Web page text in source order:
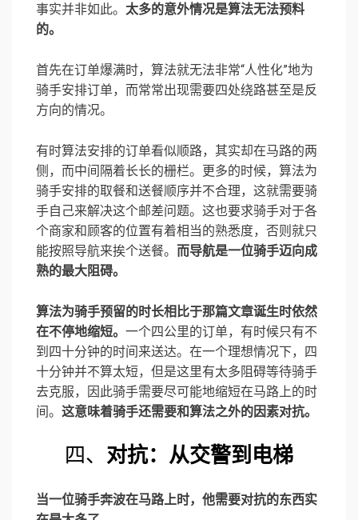
事实并非如此。 太多的意外情况是算法无法预料
的。
首先在订单爆满时，算法就无法非常“人性化”地为
骑手安排订单，而常常出现需要四处绕路甚至是反
方向的情况。
有时算法安排的订单看似顺路，其实却在马路的两
侧，而中间隔着长长的栅栏。更多的时候，算法为
骑手安排的取餐和送餐顺序并不合理，这就需要骑
手自己来解决这个邮差问题。这也要求骑手对于各
个商家和顾客的位置有着相当的熟悉度，否则就只
能按照导航来挨个送餐。 而导航是一位骑手迈向成
熟的最大阻碍。
算法为骑手预留的时长相比于那篇文章诞生时依然
在不停地缩短。 一个四公里的订单，有时候只有不
到四十分钟的时间来送达。在一个理想情况下，四
十分钟并不算太短，但是这里有太多阻碍等待骑手
去克服，因此骑手需要尽可能地缩短在马路上的时
间。 这意味着骑手还需要和算法之外的因素对抗。
四、 对抗：从交警到电梯
当一位骑手奔波在马路上时，他需要对抗的东西实